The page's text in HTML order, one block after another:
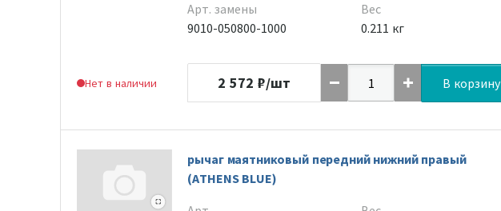
Нет в наличии
Арт. замены
9010-050800-1000
Вес
0.211 кг
2 572 ₽/шт В корзину
рычаг маятниковый передний нижний правый
(ATHENS BLUE)